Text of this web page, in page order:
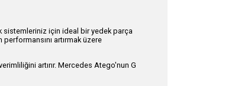
sistemleriniz için ideal bir yedek parça
artırmak üzere
artırır. Mercedes Atego'nun G